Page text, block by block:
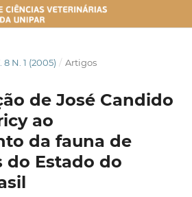
8 N. 1 (2005) / Artigos
de José Candido
ao
da fauna de
do Estado do